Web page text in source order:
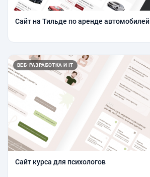
Сайт на Тильде по аренде автомобилей
ВЕБ-РАЗРАБОТКА И IT
Cайт курса для психологов